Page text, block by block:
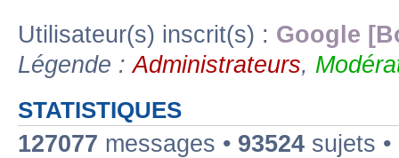
Utilisateur(s) inscrit(s) : Google
Légende :Administrateurs,
STATISTIQUES
127077 messages • 93524 sujets •